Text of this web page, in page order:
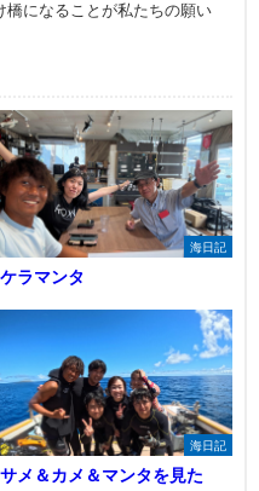
橋になることが私たちの願い
海日記
ケラマンタ
海日記
サメ＆カメ＆マンタを見た